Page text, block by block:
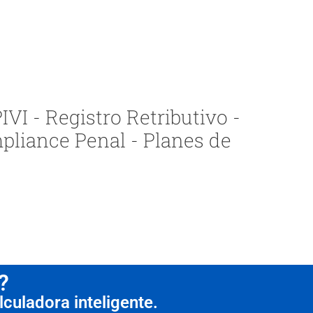
- Registro Retributivo -
Penal - Planes de
inteligente.